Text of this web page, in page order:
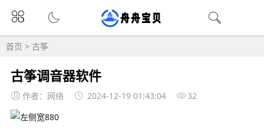
首页 > 古筝
古筝调音器软件
作者：网络 2024-12-19 01:43:04 32